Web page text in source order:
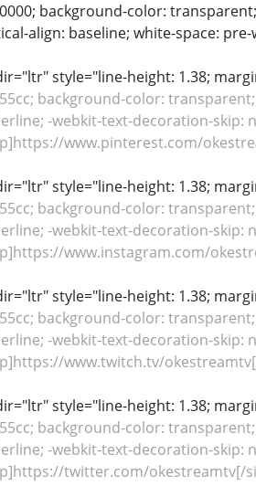
background-color:
align: baseline; white-space:
style="line-height: 1.38;
background-color:
-webkit-text-decoration-skip:
www.pinterest.com/
style="line-height: 1.38;
background-color:
-webkit-text-decoration-skip:
www.instagram.com/
style="line-height: 1.38;
background-color:
-webkit-text-decoration-skip:
www.twitch.tv/
style="line-height: 1.38;
background-color:
-webkit-text-decoration-skip:
twitter.com/okestreamtv[/